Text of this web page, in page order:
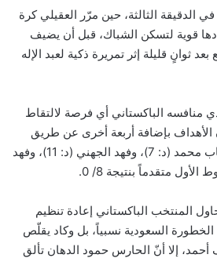
الدقيقة الثالثة، حين مرّر العقيلي كرة
قوية لتسكن الشباك، قبل أن يضيف
ثوانٍ قليلة إثر تمريرة ذكية لعبد الإله
منافسه الباكستاني أي فرصة لالتقاط
الأهداف بإضافة أربعة أخرى عن طريق
معاذ العسيري (د: 5)، وإيهاب محمد (د: 7)، وفهد الجهني (د: 11)، وفهد
المنتخب الباكستاني إعادة تنظيم
السعودية نسبياً، بل وكاد يقلّص
إلا أنّ الحارس حمود الدهان تألق